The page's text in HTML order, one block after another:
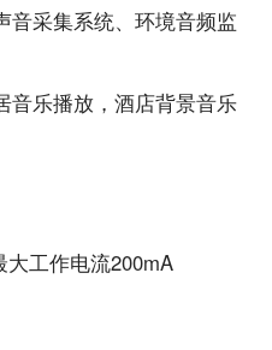
音采集系统、环境音频监
音乐播放，酒店背景音乐
工作电流200mA